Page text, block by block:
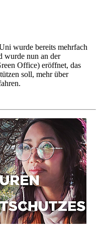
wurde bereits mehrfach
wurde nun an der
Office) eröffnet, das
soll, mehr über